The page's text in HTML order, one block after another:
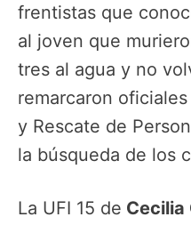
frentistas que
al joven que
tres al agua y no
remarcaron
y Rescate de
la búsqueda de los
La UFI 15 de Cecilia